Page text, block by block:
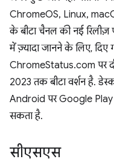
ChromeOS, Linux,
के बीटा चैनल की नई रिलीज़
में ज़्यादा जानने के लिए, दिए
ChromeStatus.com पर
2023 तक बीटा वर्शन है.
Android पर Google Play
सकता है.
सीएसएस